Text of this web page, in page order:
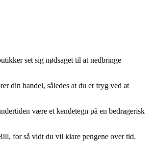
set sig nødsaget til at nedbringe
din handel, således at du er tryg ved at
være et kendetegn på en bedragerisk
for så vidt du vil klare pengene over tid.